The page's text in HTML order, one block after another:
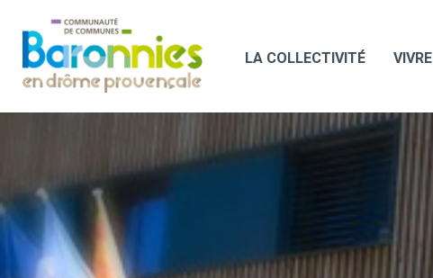
LA COLLECTIVITÉ